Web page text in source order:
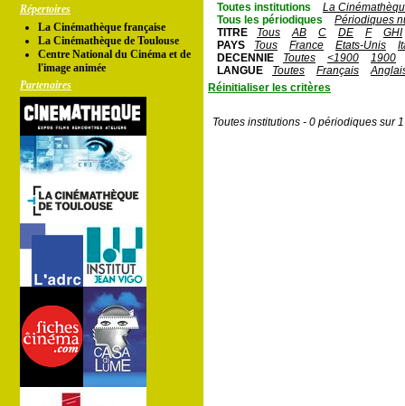
Répertoires
La Cinémathèque française
La Cinémathèque de Toulouse
Centre National du Cinéma et de
l'image animée
Partenaires
Toutes institutions
La
Tous les périodiques
Périodiques
TITRE
Tous AB C DE F
GHI
PAYS
Tous France Etats-Unis
DECENNIE
Toutes <1900
1900
LANGUE
Toutes Français
Réinitialiser les critères
Toutes institutions - 0 périodiques sur